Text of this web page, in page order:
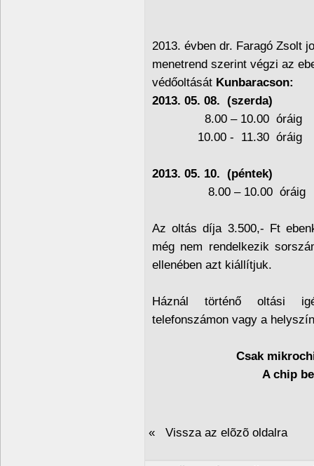
2013. évben dr. Faragó Zsolt
menetrend szerint végzi az
védőoltását Kunbaracson:
2013. 05. 08. (szerda)
8.00 – 10.00 óráig
10.00 - 11.30 óráig
2013. 05. 10. (péntek)
8.00 – 10.00 óráig
Az oltás díja 3.500,- Ft
még nem rendelkezik
ellenében azt kiállítjuk.
Háznál történő oltási
telefonszámon vagy a
Csak
A chip
« Vissza az elõzõ oldalra